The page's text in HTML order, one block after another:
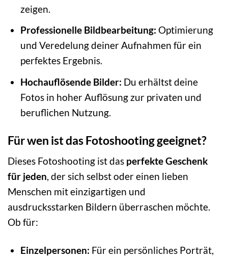
zeigen.
Professionelle Bildbearbeitung: Optimierung
und Veredelung deiner Aufnahmen für ein
perfektes Ergebnis.
Hochauflösende Bilder: Du erhältst deine
Fotos in hoher Auflösung zur privaten und
beruflichen Nutzung.
Für wen ist das Fotoshooting geeignet?
Dieses Fotoshooting ist das perfekte Geschenk
für jeden, der sich selbst oder einen lieben
Menschen mit einzigartigen und
ausdrucksstarken Bildern überraschen möchte.
Ob für:
Einzelpersonen: Für ein persönliches Porträt,